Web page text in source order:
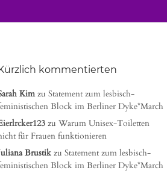
kommentierten
Kimzu Statement zum lesbisch-
Block im Berliner Dyke*March
zu Warum Unisex-Toiletten
für Frauen funktionieren
Brustik zu Statement zum lesbisch-
Block im Berliner Dyke*March